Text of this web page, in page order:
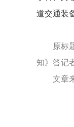
道交通装
原标
知》答记
文章